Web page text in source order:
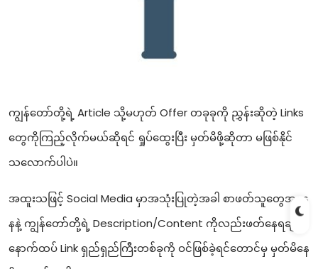
ကျွန်တော်တို့ရဲ့ Article သို့မဟုတ် Offer တခုခုကို ညွှန်းဆိုတဲ့ Links
တွေကိုကြည့်လိုက်မယ်ဆိုရင် ရှုပ်ထွေးပြီး မှတ်မိဖို့ဆိုတာ မဖြစ်နိုင်
သလောက်ပါပဲ။
အထူးသဖြင့် Social Media မှာအသုံးပြုတဲ့အခါ စာဖတ်သူတွေအနေ
နနဲ့ ကျွန်တော်တို့ရဲ့ Description/Content ကိုလည်းဖတ်နေရချိန်
နောက်ထပ် Link ရှည်ရှည်ကြီးတစ်ခုကို ဝင်ဖြစ်ခဲ့ရင်တောင်မှ မှတ်မိနေ